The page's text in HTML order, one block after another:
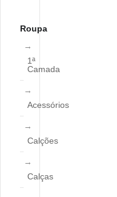
Roupa
1ª
Camada
Acessórios
Calções
Calças